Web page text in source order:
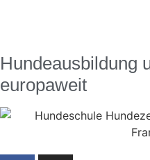
Hundeausbildung
europaweit